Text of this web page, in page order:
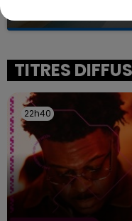
La famille a porté
excuses.
TITRES
22h40
22h40